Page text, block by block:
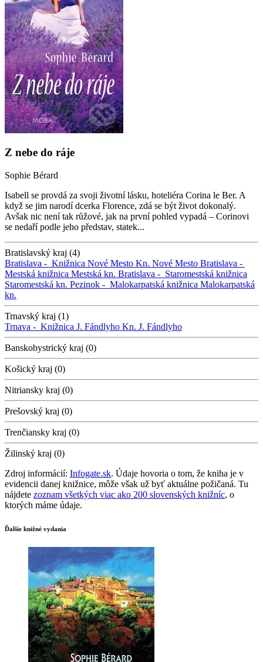
Z nebe do ráje
Sophie Bérard
Isabell se provdá za svoji životní lásku, hoteliéra Corina le Ber. A
když se jim narodí dcerka Florence, zdá se být život dokonalý.
Avšak nic není tak růžové, jak na první pohled vypadá – Corinovi
se nedaří podle jeho představ, statek...
Bratislavský kraj (4)
Bratislava - Knižnica Nové Mesto Kn. Nové Mesto Bratislava -
Mestská knižnica Mestská kn. Bratislava - Staromestská knižnica
Staromestská kn. Pezinok - Malokarpatská knižnica Malokarpatská
kn.
Trnavský kraj (1)
Trnava - Knižnica J. Fándlyho Kn. J. Fándlyho
Banskobystrický kraj (0)
Košický kraj (0)
Nitriansky kraj (0)
Prešovský kraj (0)
Trenčiansky kraj (0)
Žilinský kraj (0)
Zdroj informácií: Infogate.sk. Údaje hovoria o tom, že kniha je v
evidencii danej knižnice, môže však už byť aktuálne požičaná. Tu
nájdete zoznam všetkých viac ako 200 slovenských knižníc, o
ktorých máme údaje.
Ďalšie knižné vydania